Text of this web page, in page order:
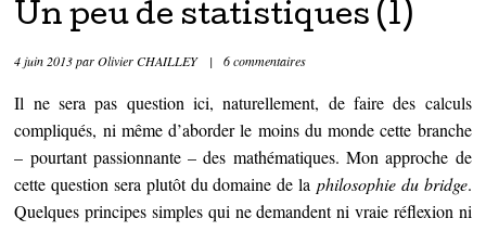
Un peu de statistiques (1)
4 juin 2013parOlivier CHAILLEY | 6 commentaires
Il ne sera pas question ici, naturellement, de faire des calculs
compliqués, ni même d’aborder le moins du monde cette branche
– pourtant passionnante – des mathématiques. Mon approche de
cette question sera plutôt du domaine de la philosophie du bridge.
Quelques principes simples qui ne demandent ni vraie réflexion ni